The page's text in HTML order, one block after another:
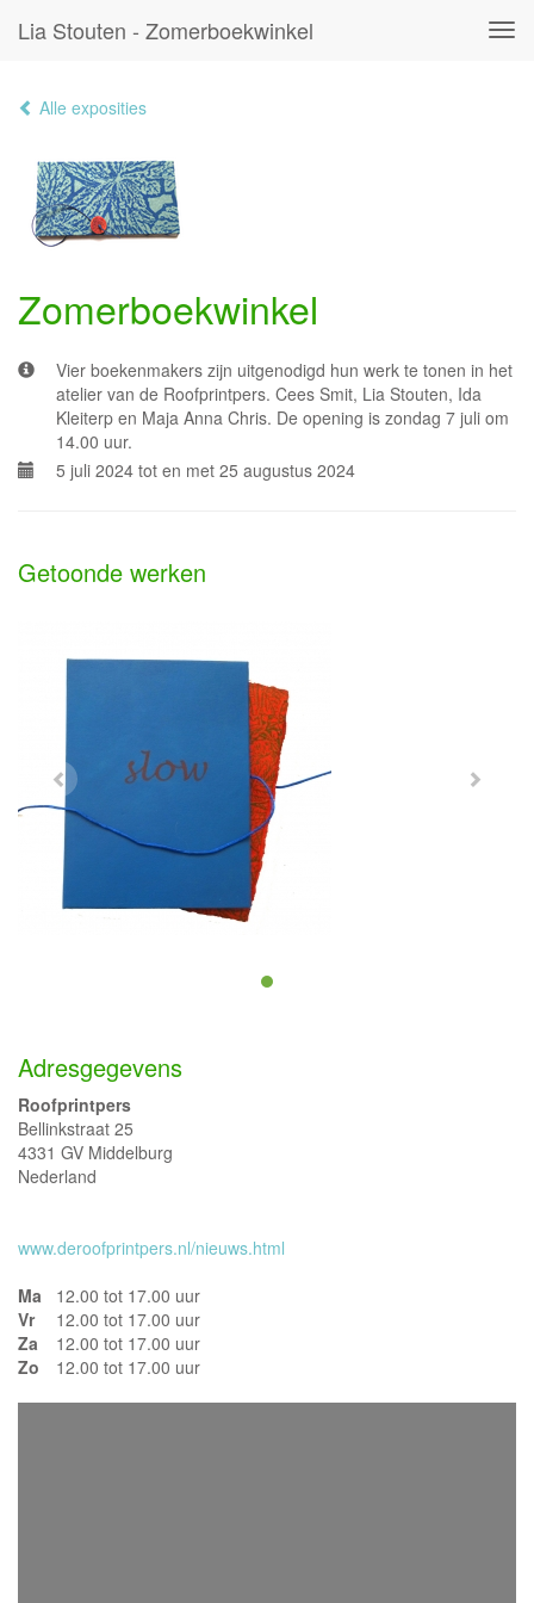
Lia Stouten - Zomerboekwinkel
Alle exposities
Zomerboekwinkel
Vier boekenmakers zijn uitgenodigd hun werk te tonen in het
atelier van de Roofprintpers. Cees Smit, Lia Stouten, Ida
Kleiterp en Maja Anna Chris. De opening is zondag 7 juli om
14.00 uur.
5 juli 2024 tot en met 25 augustus 2024
Getoonde werken
Adresgegevens
Roofprintpers
Bellinkstraat 25
4331 GV Middelburg
Nederland
www.deroofprintpers.nl/nieuws.html
Ma
12.00 tot 17.00 uur
Vr
12.00 tot 17.00 uur
Za
12.00 tot 17.00 uur
Zo
12.00 tot 17.00 uur